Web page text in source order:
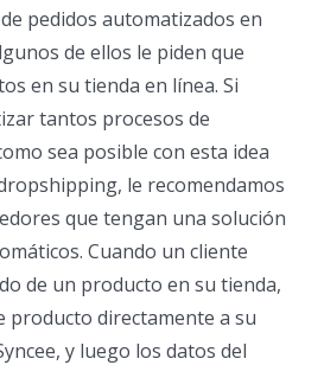
pedidos automatizados en
de ellos le piden que
en su tienda en línea. Si
tantos procesos de
sea posible con esta idea
le recomendamos
que tengan una solución
Cuando un cliente
de un producto en su tienda,
producto directamente a su
y luego los datos del